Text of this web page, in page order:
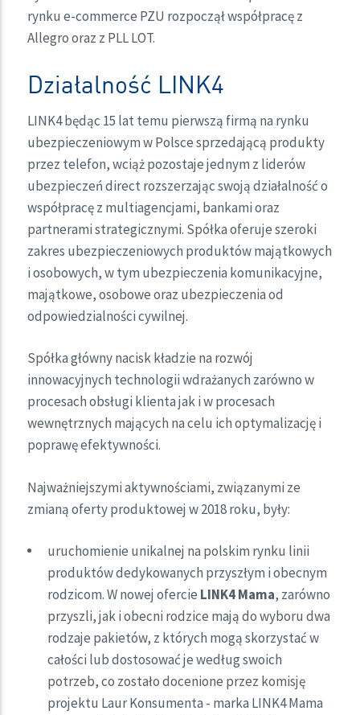
rynku e-commerce PZU rozpoczął współpracę z
Allegro oraz z PLL LOT.
Działalność LINK4
LINK4 będąc 15 lat temu pierwszą firmą na rynku
ubezpieczeniowym w Polsce sprzedającą produkty
przez telefon, wciąż pozostaje jednym z liderów
ubezpieczeń direct rozszerzając swoją działalność o
współpracę z multiagencjami, bankami oraz
partnerami strategicznymi. Spółka oferuje szeroki
zakres ubezpieczeniowych produktów majątkowych
i osobowych, w tym ubezpieczenia komunikacyjne,
majątkowe, osobowe oraz ubezpieczenia od
odpowiedzialności cywilnej.
Spółka główny nacisk kładzie na rozwój
innowacyjnych technologii wdrażanych zarówno w
procesach obsługi klienta jak i w procesach
wewnętrznych mających na celu ich optymalizację i
poprawę efektywności.
Najważniejszymi aktywnościami, związanymi ze
zmianą oferty produktowej w 2018 roku, były:
uruchomienie unikalnej na polskim rynku linii
produktów dedykowanych przyszłym i obecnym
rodzicom. W nowej ofercie LINK4 Mama, zarówno
przyszli, jak i obecni rodzice mają do wyboru dwa
rodzaje pakietów, z których mogą skorzystać w
całości lub dostosować je według swoich
potrzeb, co zostało docenione przez komisję
projektu Laur Konsumenta - marka LINK4 Mama